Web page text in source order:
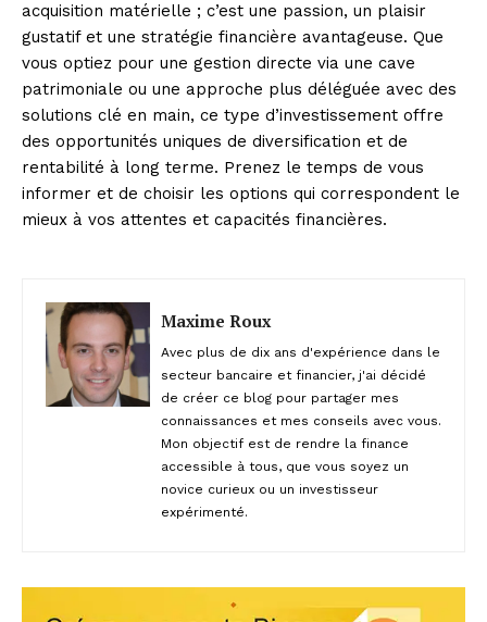
acquisition matérielle ; c’est une passion, un plaisir
gustatif et une stratégie financière avantageuse. Que
vous optiez pour une gestion directe via une cave
patrimoniale ou une approche plus déléguée avec des
solutions clé en main, ce type d’investissement offre
des opportunités uniques de diversification et de
rentabilité à long terme. Prenez le temps de vous
informer et de choisir les options qui correspondent le
mieux à vos attentes et capacités financières.
Maxime Roux
Avec plus de dix ans d'expérience dans le
secteur bancaire et financier, j'ai décidé
de créer ce blog pour partager mes
connaissances et mes conseils avec vous.
Mon objectif est de rendre la finance
accessible à tous, que vous soyez un
novice curieux ou un investisseur
expérimenté.